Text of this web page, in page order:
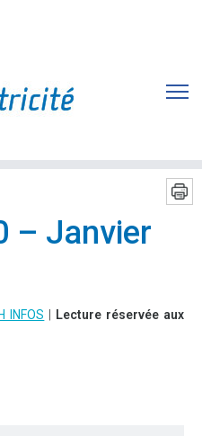
– Janvier
INFOS
Lecture réservée aux